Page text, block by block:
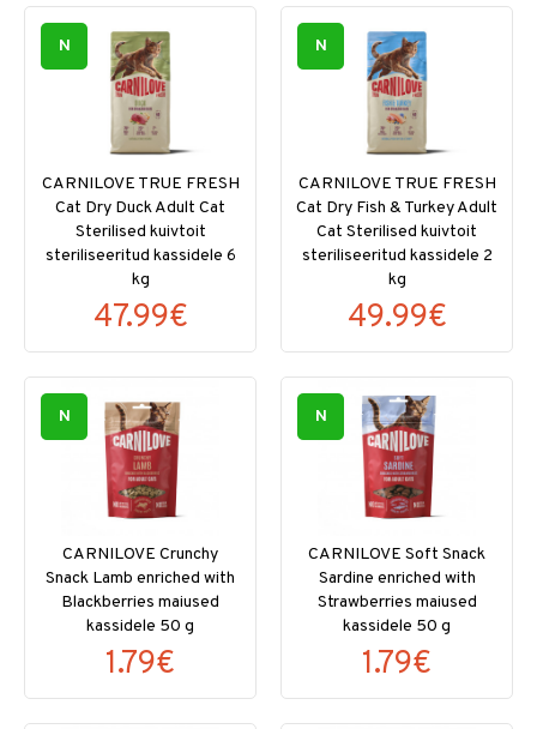
N
CARNILOVE TRUE FRESH
Cat Dry Duck Adult Cat
Sterilised kuivtoit
steriliseeritud kassidele 6
kg
47.99€
N
CARNILOVE TRUE FRESH
Cat Dry Fish & Turkey Adult
Cat Sterilised kuivtoit
steriliseeritud kassidele 2
kg
49.99€
N
CARNILOVE Crunchy
Snack Lamb enriched with
Blackberries maiused
kassidele 50 g
1.79€
N
CARNILOVE Soft Snack
Sardine enriched with
Strawberries maiused
kassidele 50 g
1.79€